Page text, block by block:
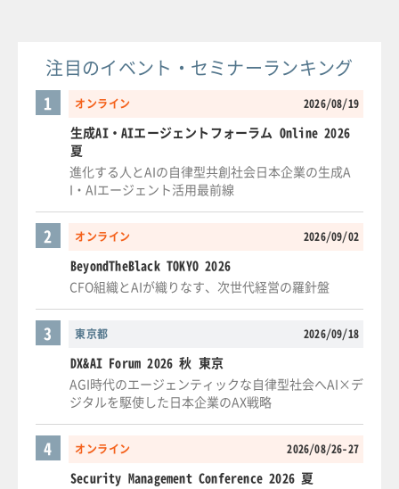
注目のイベント・セミナーランキング
オンライン 2026/08/19
1
生成AI・AIエージェントフォーラム Online 2026
夏
進化する人とAIの自律型共創社会日本企業の生成A
I・AIエージェント活用最前線
オンライン 2026/09/02
2
BeyondTheBlack TOKYO 2026
CFO組織とAIが織りなす、次世代経営の羅針盤
東京都 2026/09/18
3
DX&AI Forum 2026 秋 東京
AGI時代のエージェンティックな自律型社会へAI×デ
ジタルを駆使した日本企業のAX戦略
オンライン 2026/08/26-27
4
Security Management Conference 2026 夏